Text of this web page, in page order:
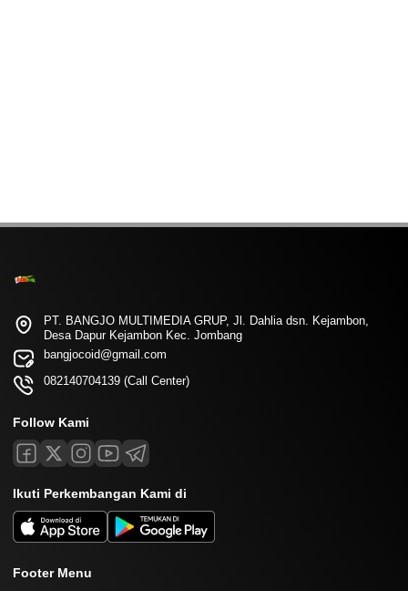
PT. BANGJO MULTIMEDIA GRUP, Jl. Dahlia dsn. Kejambon,
Desa Dapur Kejambon Kec. Jombang
bangjocoid@gmail.com
082140704139 (Call Center)
Follow Kami
Ikuti Perkembangan Kami di
Footer Menu